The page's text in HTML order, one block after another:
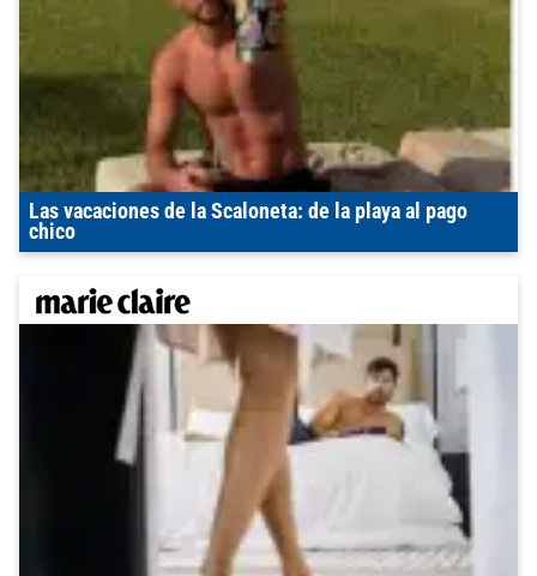
Las vacaciones de la Scaloneta: de la playa al pago
chico